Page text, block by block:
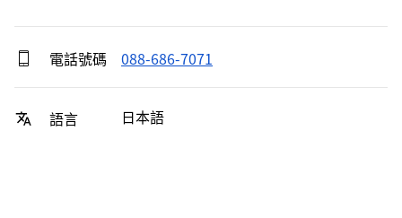
電話號碼 088-686-7071
語言 日本語